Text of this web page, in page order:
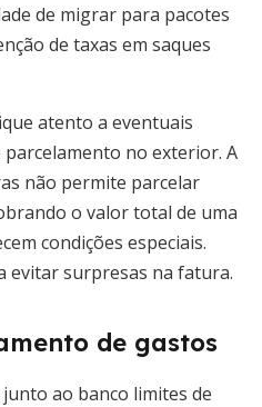
de migrar para pacotes
de taxas em saques
atento a eventuais
no exterior. A
não permite parcelar
o valor total de uma
condições especiais.
evitar surpresas na fatura.
de gastos
ao banco limites de